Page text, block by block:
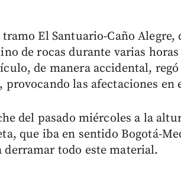
El Santuario-Caño Alegre,
de rocas durante varias
de manera accidental,
las afectaciones en
del pasado miércoles a la
que iba en sentido Bogotá-
todo este material.